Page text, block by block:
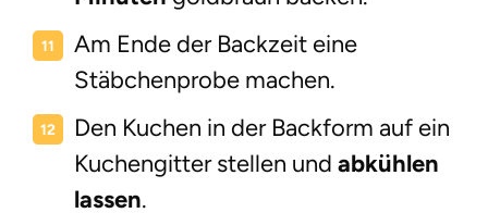
Am Ende der Backzeit eine
Stäbchenprobe machen.
Den Kuchen in der Backform auf ein
Kuchengitter stellen und abkühlen
lassen.